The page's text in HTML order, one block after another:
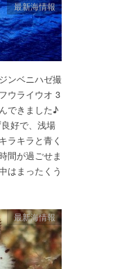
最新海情報
ンベニハゼ撮
ウライウオ 3
できました♪
好で、浅場
ラキラと青く
間が過ごせま
はまったくう
最新海情報